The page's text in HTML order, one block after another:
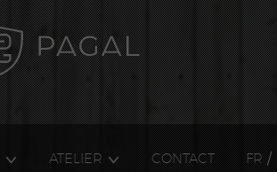
ATELIER CONTACT FR/